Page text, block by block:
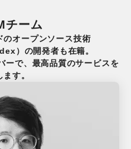
チーム
のオープンソース技術
）の開発者も在籍。
ーで、最高品質のサービスを
す。